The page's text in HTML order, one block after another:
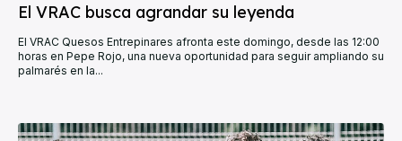
El VRAC busca agrandar su leyenda
El VRAC Quesos Entrepinares afronta este domingo, desde las 12:00
horas en Pepe Rojo, una nueva oportunidad para seguir ampliando su
palmarés en la...